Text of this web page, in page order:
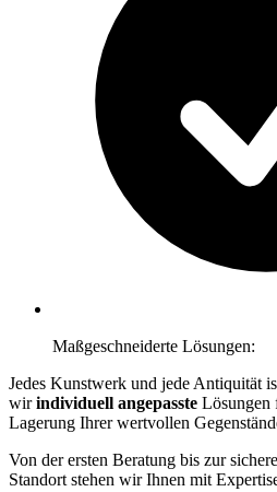
Maßgeschneiderte Lösungen:
Jedes Kunstwerk und jede Antiquität
wirindividuell angepasste Lösungen
Lagerung Ihrer wertvollen
Von der ersten Beratung bis zur
Standort stehen wir Ihnen mit